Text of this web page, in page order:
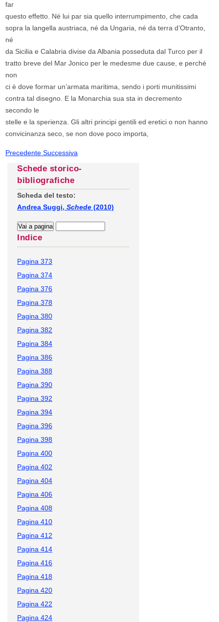
far
questo effetto. Né lui par sia quello interrumpimento, che cada
sopra la langella austriaca, né da Ungaria, né da terra d’Otranto,
né
da Sicilia e Calabria divise da Albania posseduta dal Turco per il
tratto breve del Mar Jonico per le medesme due cause, e perché
non
ci è dove formar un’armata maritima, sendo i porti munitissimi
contra tal disegno. E la Monarchia sua sta in decremento
secondo le
stelle e la sperienza. Gli altri principi gentili ed eretici o non hanno
convicinanza seco, se non dove poco importa,
PrecedenteSuccessiva
Schede storico-
bibliografiche
Scheda del testo:
Andrea Suggi, Schede (2010)
Indice
Pagina 373
Pagina 374
Pagina 376
Pagina 378
Pagina 380
Pagina 382
Pagina 384
Pagina 386
Pagina 388
Pagina 390
Pagina 392
Pagina 394
Pagina 396
Pagina 398
Pagina 400
Pagina 402
Pagina 404
Pagina 406
Pagina 408
Pagina 410
Pagina 412
Pagina 414
Pagina 416
Pagina 418
Pagina 420
Pagina 422
Pagina 424